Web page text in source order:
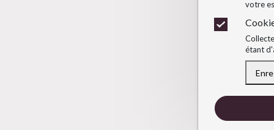
votre
étant